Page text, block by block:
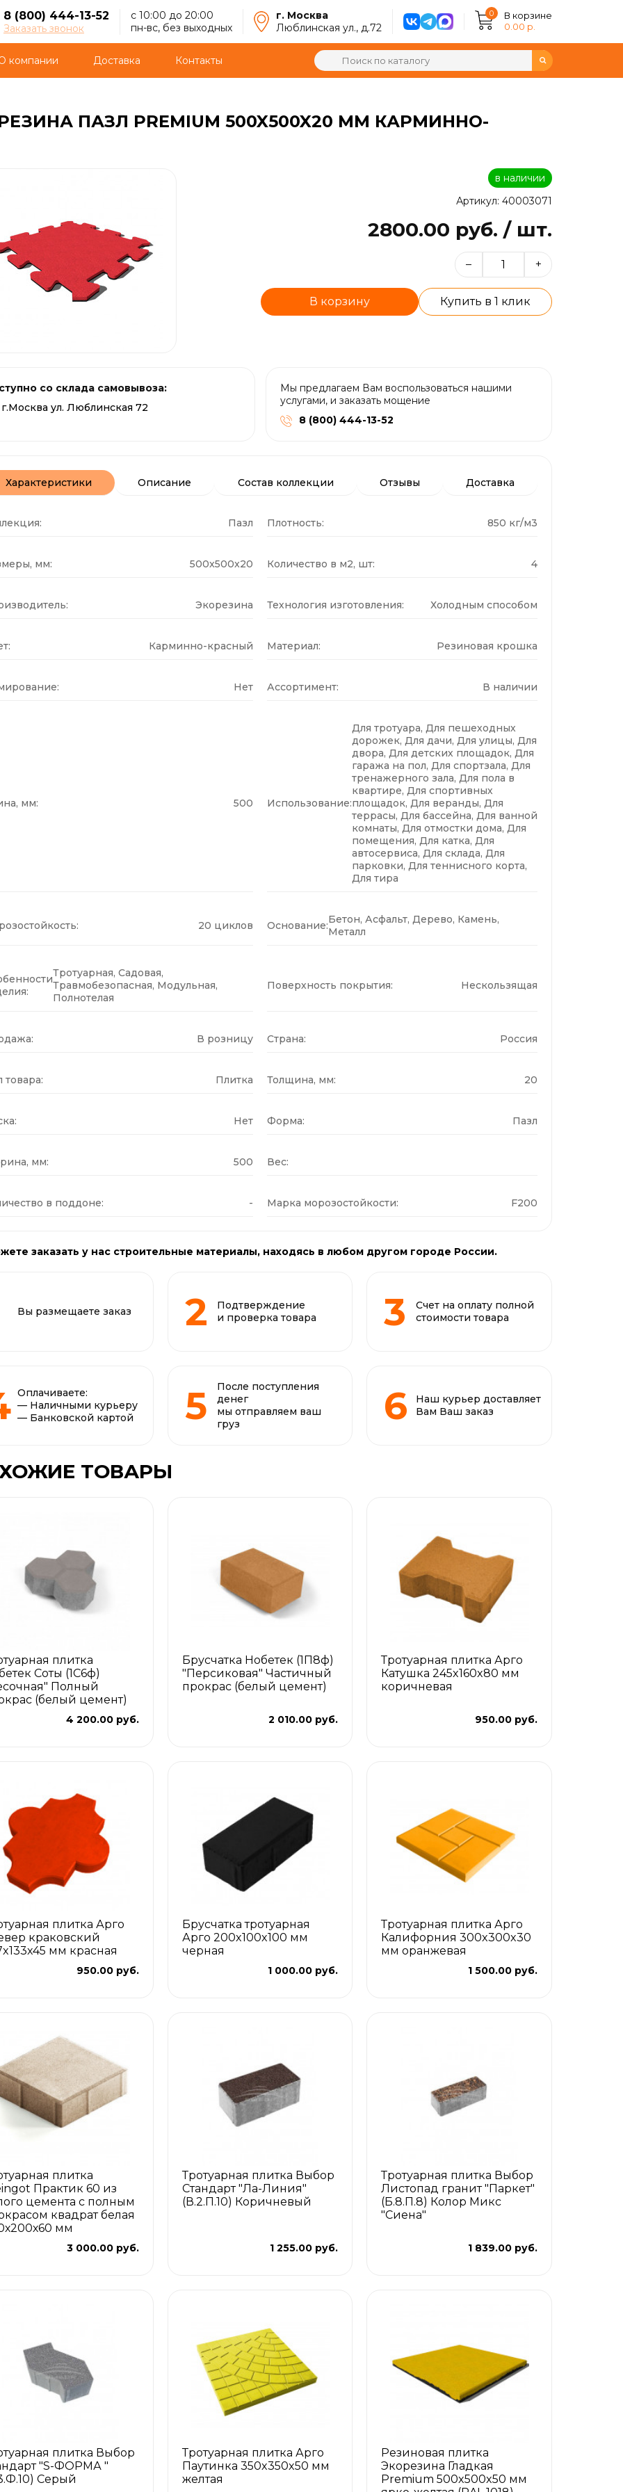
8 (800) 444-13-52
Заказать звонок
с 10:00 до 20:00
пн-вс, без выходных
г. Москва
Люблинская ул., д.72
0
В корзине
0.00 р.
компании Доставка Контакты
ПАЗЛ PREMIUM 500X500X20 ММ КАРМИННО-
в наличии
Артикул: 40003071
2800.00 руб. / шт.
– +
В корзину Купить в 1 клик
со склада самовывоза:
г.Москва ул. Люблинская 72
Мы предлагаем Вам воспользоваться нашими
услугами, и заказать мощение
8 (800) 444-13-52
Характеристики Описание Состав коллекции Отзывы Доставка
Пазл Плотность: 850 кг/м3
мм: 500x500x20 Количество в м2, шт: 4
Экорезина Технология изготовления: Холодным способом
Карминно-красный Материал: Резиновая крошка
Нет Ассортимент: В наличии
мм: 500 Использование:
Для тротуара, Для пешеходных
дорожек, Для дачи, Для улицы, Для
двора, Для детских площадок, Для
гаража на пол, Для спортзала, Для
тренажерного зала, Для пола в
квартире, Для спортивных
площадок, Для веранды, Для
террасы, Для бассейна, Для ванной
комнаты, Для отмостки дома, Для
помещения, Для катка, Для
автосервиса, Для склада, Для
парковки, Для теннисного корта,
Для тира
20 циклов Основание:Бетон, Асфальт, Дерево, Камень,
Металл
Тротуарная, Садовая,
Травмобезопасная, Модульная,
Полнотелая
Поверхность покрытия: Нескользящая
В розницу Страна: Россия
товара: Плитка Толщина, мм: 20
Нет Форма: Пазл
мм: 500 Вес:
в поддоне: - Марка морозостойкости: F200
заказать у нас строительные материалы, находясь в любом другом городе России.
Вы размещаете заказ
Подтверждение
и проверка товара
Счет на оплату полной
стоимости товара
Оплачиваете:
— Наличными курьеру
— Банковской картой
После поступления
денег
мы отправляем ваш
груз
Наш курьер доставляет
Вам Ваш заказ
ТОВАРЫ
плитка
Соты (1С6ф)
Полный
(белый цемент)
4 200.00 руб.
Брусчатка Нобетек (1П8ф)
"Персиковая" Частичный
прокрас (белый цемент)
2 010.00 руб.
Тротуарная плитка Арго
Катушка 245x160x80 мм
коричневая
950.00 руб.
плитка Арго
краковский
мм красная
950.00 руб.
Брусчатка тротуарная
Арго 200x100x100 мм
черная
1 000.00 руб.
Тротуарная плитка Арго
Калифорния 300x300x30
мм оранжевая
1 500.00 руб.
плитка
Практик 60 из
цемента с полным
квадрат белая
мм
3 000.00 руб.
Тротуарная плитка Выбор
Стандарт "Ла-Линия"
(В.2.П.10) Коричневый
1 255.00 руб.
Тротуарная плитка Выбор
Листопад гранит "Паркет"
(Б.8.П.8) Колор Микс
"Сиена"
1 839.00 руб.
плитка Выбор
"S-ФОРМА "
Серый
Тротуарная плитка Арго
Паутинка 350x350x50 мм
желтая
Резиновая плитка
Экорезина Гладкая
Premium 500x500x50 мм